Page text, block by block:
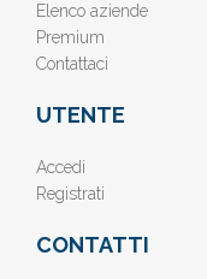
Elenco aziende
Premium
Contattaci
UTENTE
Accedi
Registrati
CONTATTI